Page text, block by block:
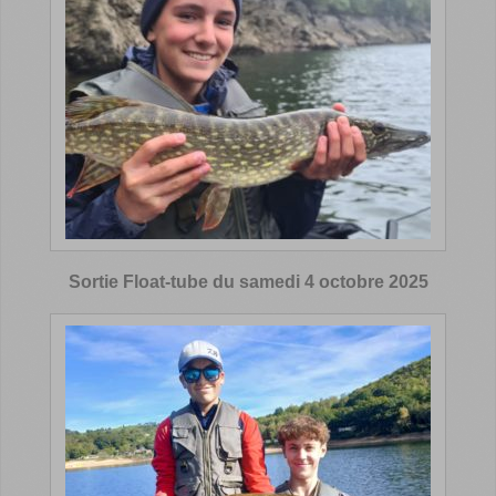
Sortie Float-tube du samedi 4 octobre 2025